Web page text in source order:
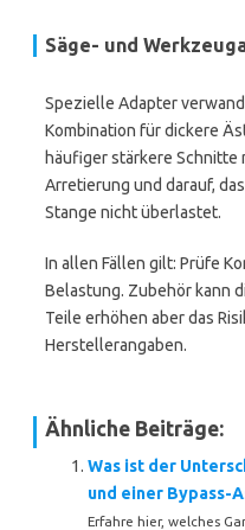
Säge- und
Spezielle Adapter
Kombination für dickere
häufiger stärkere Schnitte
Arretierung und darauf,
Stange nicht überlastet.
In allen Fällen gilt: Prüfe
Belastung. Zubehör kann
Teile erhöhen aber das
Herstellerangaben.
Ähnliche Beiträge:
Was ist der
und einer Bypass-
Erfahre hier, welches